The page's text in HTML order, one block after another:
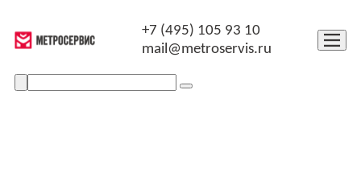
+7 (495) 105 93 10
mail@metroservis.ru